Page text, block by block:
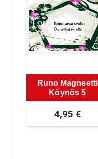
Runo Magneetti
Köynös 5
4,95 €